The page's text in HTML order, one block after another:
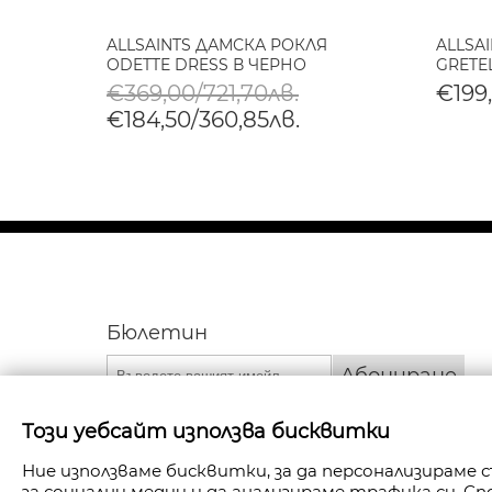
ALLSAINTS ДАМСКА РОКЛЯ
ODETTE DRESS В ЧЕРНО
€369,00/721,70лв.
€184,50/360,85лв.
Бюлетин
Абониране
Този уебсайт използва бисквитки
Ние използваме бисквитки, за да